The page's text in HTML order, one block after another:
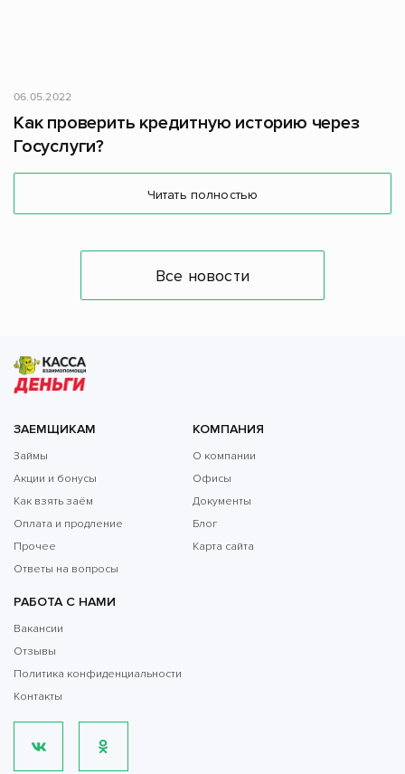
06.05.2022
Как проверить кредитную историю через
Госуслуги?
Читать полностью
Все новости
ЗАЕМЩИКАМ
Займы
Акции и бонусы
Как взять заём
Оплата и продление
Прочее
Ответы на вопросы
КОМПАНИЯ
О компании
Офисы
Документы
Блог
Карта сайта
РАБОТА С НАМИ
Вакансии
Отзывы
Политика конфиденциальности
Контакты